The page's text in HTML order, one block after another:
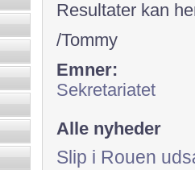
Resultater kan
/Tommy
Emner:
Sekretariatet
Alle nyheder
Slip i Rouen